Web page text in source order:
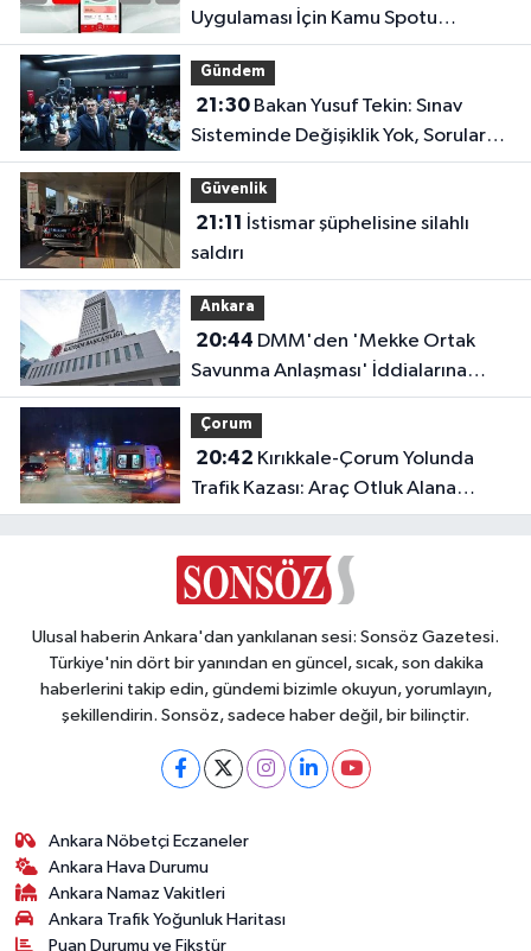
Uygulaması İçin Kamu Spotu
Yayında!
Gündem
21:30Bakan Yusuf Tekin: Sınav
Sisteminde Değişiklik Yok, Sorular
Yeni Müfredata Uygun Olacak
Güvenlik
21:11
saldırı
Ankara
20:44
Savunma Anlaşması' İddialarına
Yalanlama
Çorum
20:42
Trafik Kazası: Araç Otluk Alana
Devrildi, Yaralılar Var!
Ulusal haberin Ankara'dan yankılanan sesi: Sonsöz Gazetesi.
Türkiye'nin dört bir yanından en güncel, sıcak, son dakika
haberlerini takip edin, gündemi bizimle okuyun, yorumlayın,
şekillendirin. Sonsöz, sadece haber değil, bir bilinçtir.
Ankara Nöbetçi Eczaneler
Ankara Hava Durumu
Ankara Namaz Vakitleri
Ankara Trafik Yoğunluk Haritası
Puan Durumu ve Fikstür